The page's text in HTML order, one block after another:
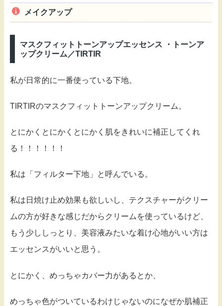
メイクアップ
マスクフィットトーンアップエッセンス ・トーンア
ップクリーム／TIRTIR
私が日常的に一番使っている下地。
TIRTIRのマスクフィットトーンアップクリーム。
とにかくとにかくとにかく肌をきれいに補正してくれ
る！！！！！！
私は「フィルター下地」と呼んでいる。
私は日焼け止め効果も欲しいし、テクスチャーがクリー
ムの方が好きな感じだからクリームを使っているけど、
もう少ししっとり、美容液みたいな着け心地がいい方は
エッセンスがいいと思う。
とにかく、めっちゃカバー力があるとか、
めっちゃ色がついているわけじゃないのになぜか肌補正